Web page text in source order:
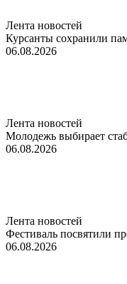
Лента новостей
Курсанты сохранили
06.08.2026
Лента новостей
Молодежь выбирает
06.08.2026
Лента новостей
Фестиваль посвятили
06.08.2026